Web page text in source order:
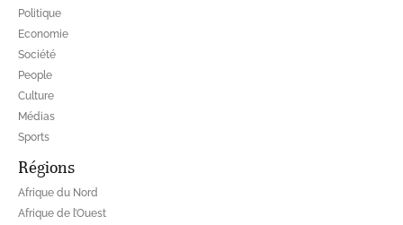
Politique
Economie
Société
People
Culture
Médias
Sports
Régions
Afrique du Nord
Afrique de l’Ouest